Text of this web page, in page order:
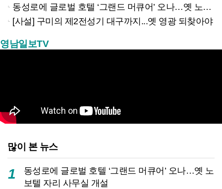
동성로에 글로벌 호텔 ‘그랜드 머큐어’ 오나…옛 노보텔 자리 사무실 개설
[사설] 구미의 제2전성기 대구까지...옛 영광 되찾아야
영남일보TV
많이 본 뉴스
1
동성로에 글로벌 호텔 ‘그랜드 머큐어’ 오나…옛 노
보텔 자리 사무실 개설